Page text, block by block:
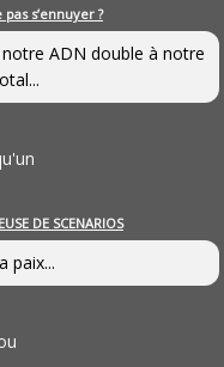
s’ennuyer ?
ADN double à notre
DE SCENARIOS
paix...